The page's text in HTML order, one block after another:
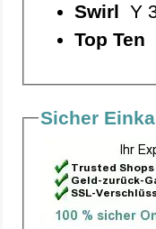
Swirl Y
Top Ten
Sicher